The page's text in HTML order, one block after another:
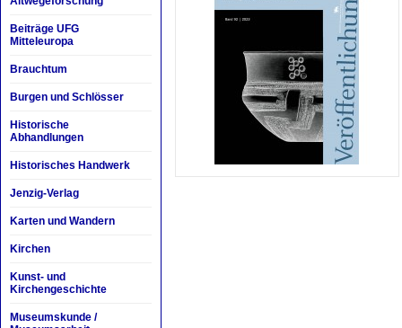
Beiträge UFG
Mitteleuropa
Brauchtum
Burgen und Schlösser
Historische
Abhandlungen
Historisches Handwerk
Jenzig-Verlag
Karten und Wandern
Kirchen
Kunst- und
Kirchengeschichte
Museumskunde /